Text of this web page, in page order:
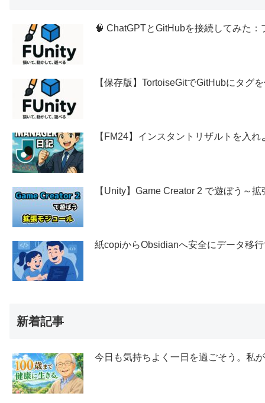
🧠 ChatGPTとGitHubを接続してみた
【保存版】TortoiseGitでGitHubにタグ
【FM24】インスタントリザルトを入れ
【Unity】Game Creator 2 で遊ぼう～
紙copiからObsidianへ安全にデータ移
新着記事
今日も気持ちよく一日を過ごそう。私